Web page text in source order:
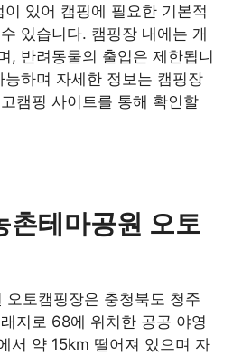
있어 캠핑에 필요한 기본적
있습니다. 캠핑장 내에는 개
, 반려동물의 출입은 제한됩니
하며 자세한 정보는 캠핑장
캠핑 사이트를 통해 확인할
테마공원 오토
오토캠핑장은 충청북도 청주
지로 68에 위치한 공공 야영
서 약 15km 떨어져 있으며 자